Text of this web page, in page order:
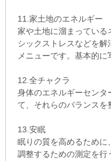
11.家土地のエネルギー
家や土地に溜まってい
シックストレスなどを解
メニューです。基本的に
12.全チャクラ
身体のエネルギーセンタ
て、それらのバランスを
13.安眠
眠りの質を高めるために
調整するための測定を行